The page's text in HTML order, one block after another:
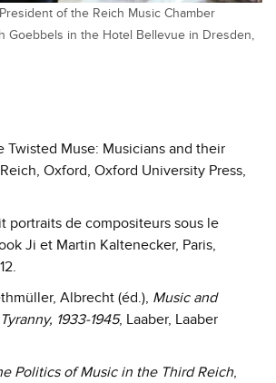
of the Reich Music Chamber
Goebbels in the Hotel Bellevue in Dresden,
Twisted Muse: Musicians and their
Oxford, Oxford University Press,
portraits de compositeurs sous le
Ji et Martin Kaltenecker, Paris,
Albrecht (éd.), Music and
1933-1945, Laaber, Laaber
Politics of Music in the Third Reich,